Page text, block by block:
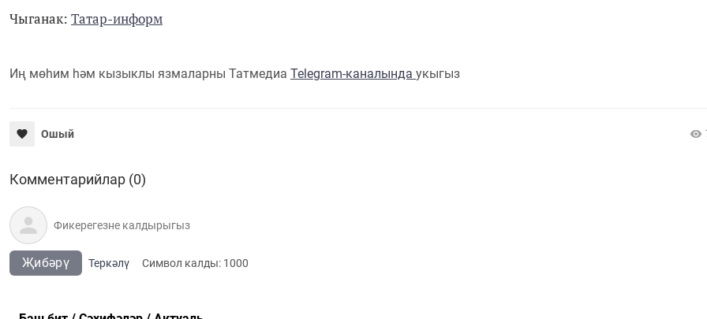
Чыганак: Татар-информ
Иң мөһим һәм кызыклы язмаларны Татмедиа Telegram-каналында укыгыз
Ошый
Комментарийлар (0)
Җибәрү Теркәлү Cимвол калды: 1000